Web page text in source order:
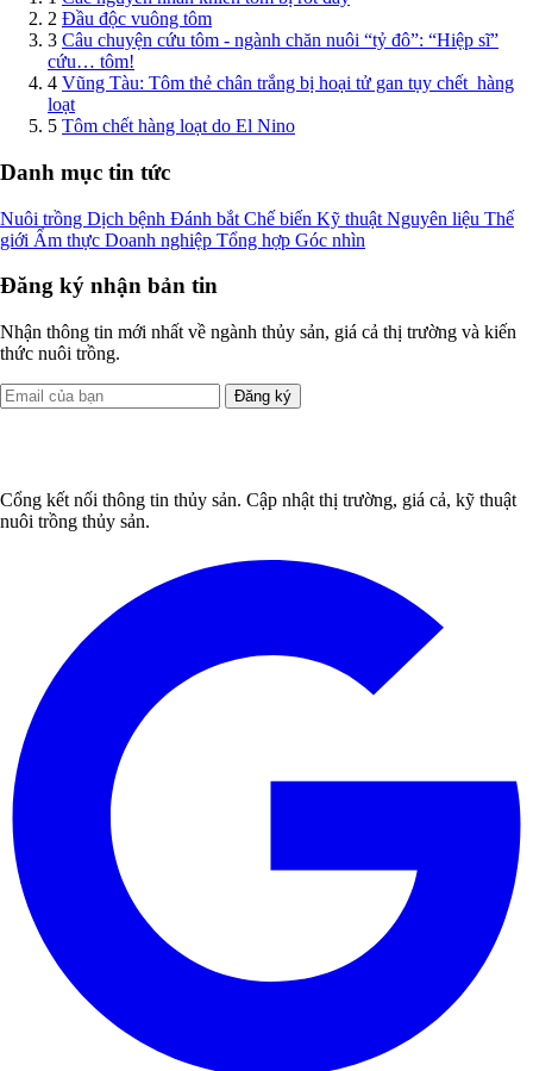
2 Đầu độc vuông tôm
3 Câu chuyện cứu tôm - ngành chăn nuôi “tỷ đô”: “Hiệp sĩ”
cứu… tôm!
4 Vũng Tàu: Tôm thẻ chân trắng bị hoại tử gan tụy chết hàng
loạt
5 Tôm chết hàng loạt do El Nino
Danh mục tin tức
Nuôi trồng Dịch bệnh Đánh bắt Chế biến Kỹ thuật Nguyên liệu Thế
giới Ẩm thực Doanh nghiệp Tổng hợp Góc nhìn
Đăng ký nhận bản tin
Nhận thông tin mới nhất về ngành thủy sản, giá cả thị trường và kiến
thức nuôi trồng.
Đăng ký
Cổng kết nối thông tin thủy sản. Cập nhật thị trường, giá cả, kỹ thuật
nuôi trồng thủy sản.